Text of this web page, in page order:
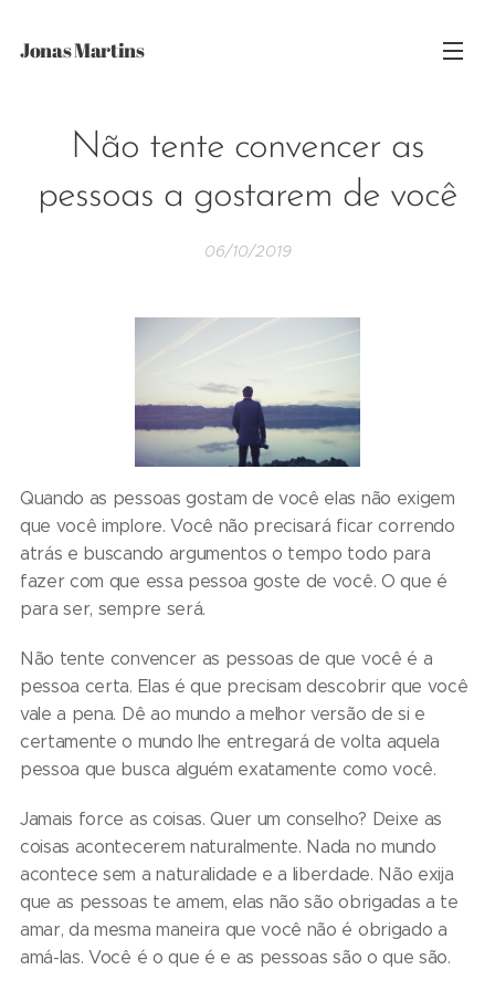
Jonas Martins
Não tente convencer as
pessoas a gostarem de você
06/10/2019
Quando as pessoas gostam de você elas não exigem
que você implore. Você não precisará ficar correndo
atrás e buscando argumentos o tempo todo para
fazer com que essa pessoa goste de você. O que é
para ser, sempre será.
Não tente convencer as pessoas de que você é a
pessoa certa. Elas é que precisam descobrir que você
vale a pena. Dê ao mundo a melhor versão de si e
certamente o mundo lhe entregará de volta aquela
pessoa que busca alguém exatamente como você.
Jamais force as coisas. Quer um conselho? Deixe as
coisas acontecerem naturalmente. Nada no mundo
acontece sem a naturalidade e a liberdade. Não exija
que as pessoas te amem, elas não são obrigadas a te
amar, da mesma maneira que você não é obrigado a
amá-las. Você é o que é e as pessoas são o que são.